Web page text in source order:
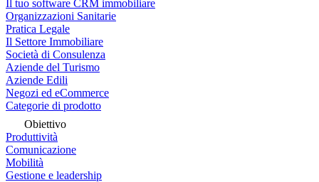
Il tuo software CRM immobiliare
Organizzazioni Sanitarie
Pratica Legale
Il Settore Immobiliare
Società di Consulenza
Aziende del Turismo
Aziende Edili
Negozi ed eCommerce
Categorie di prodotto
Obiettivo
Produttività
Comunicazione
Mobilità
Gestione e leadership